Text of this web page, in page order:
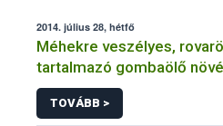
2014. július 28, hétfő
Méhekre veszélyes,
tartalmazó gombaölő
forgalomból a NÉBIH
TOVÁBB >